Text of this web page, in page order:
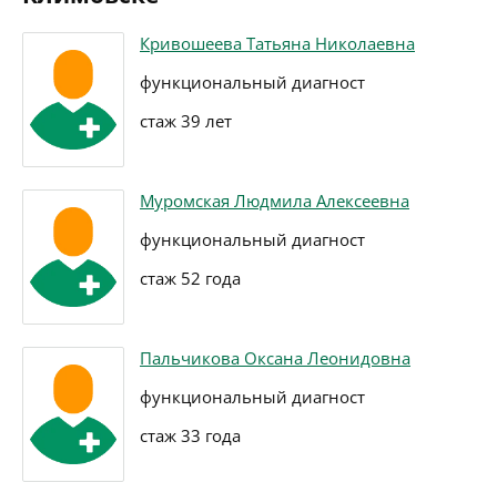
Кривошеева Татьяна Николаевна
функциональный диагност
стаж 39 лет
Муромская Людмила Алексеевна
функциональный диагност
стаж 52 года
Пальчикова Оксана Леонидовна
функциональный диагност
стаж 33 года